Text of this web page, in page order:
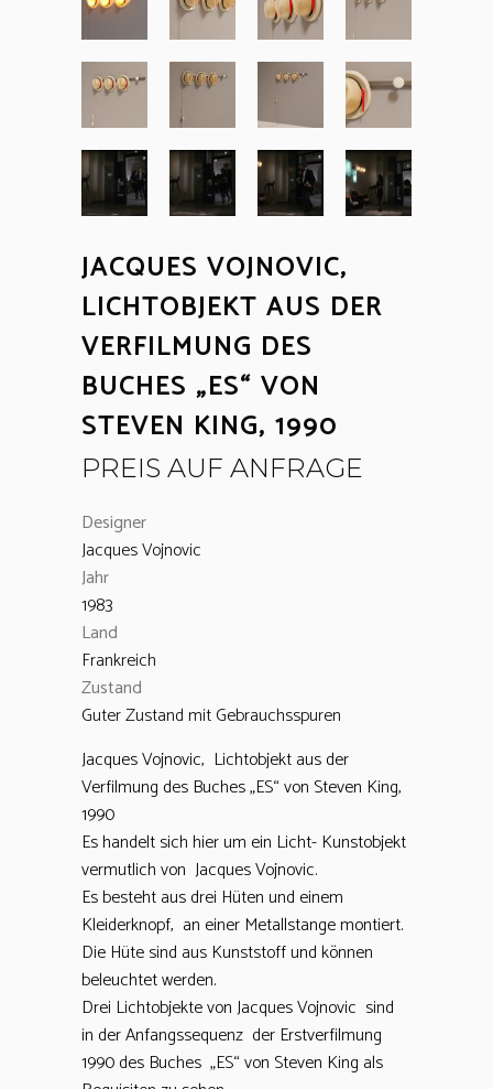
JACQUES VOJNOVIC,
LICHTOBJEKT AUS DER
VERFILMUNG DES
BUCHES „ES“ VON
STEVEN KING, 1990
PREIS AUF ANFRAGE
Designer
Jacques Vojnovic
Jahr
1983
Land
Frankreich
Zustand
Guter Zustand mit Gebrauchsspuren
Jacques Vojnovic, Lichtobjekt aus der
Verfilmung des Buches „ES“ von Steven King,
1990
Es handelt sich hier um ein Licht- Kunstobjekt
vermutlich von Jacques Vojnovic.
Es besteht aus drei Hüten und einem
Kleiderknopf, an einer Metallstange montiert.
Die Hüte sind aus Kunststoff und können
beleuchtet werden.
Drei Lichtobjekte von Jacques Vojnovic sind
in der Anfangssequenz der Erstverfilmung
1990 des Buches „ES“ von Steven King als